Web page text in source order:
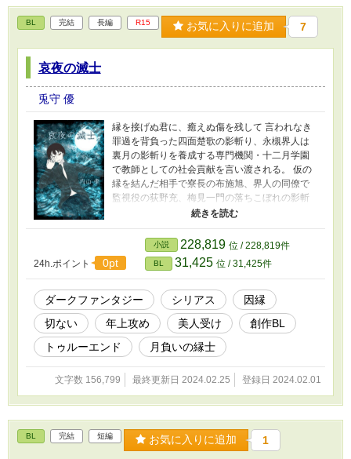
BL 完結 長編 R15 お気に入りに追加 7
哀夜の滅士
兎守 優
縁を接げぬ君に、癒えぬ傷を残して 言われなき
罪過を背負った四面楚歌の影斬り、永槻界人は
裏月の影斬りを養成する専門機関・十二月学園
で教師としての社会貢献を言い渡される。 仮の
縁を結んだ相手で寮長の布施旭、界人の同僚で
監視役の荻野充、梅見一門の落ちこぼれの影斬
り・梅津雄生、旭の養子で学生の実希、奇妙で
共にしていく。 大罪を犯したとされる彼を見る
目は冷たく、身に覚えのない罪で裁かれる運命
にある界人は、死力を尽くして守り通した弟・
郁のことが気がかりな日々を送っていた。 学園
で起こった不審な事件を追ううちに、 やがて界
人は己の罪の正体へ近づいていく。
24h.ポイント 0pt
小説 228,819 位 / 228,819件
BL 31,425 位 / 31,425件
ダークファンタジー シリアス
因縁
切ない
年上攻め 美人受け
創作BL
トゥルーエンド
月負いの縁士
文字数 156,799 最終更新日 2024.02.25 登録日 2024.02.01
BL 完結 短編 お気に入りに追加 1